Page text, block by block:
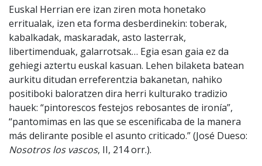
Euskal Herrian ere izan ziren mota honetako
erritualak, izen eta forma desberdinekin: toberak,
kabalkadak, maskaradak, asto lasterrak,
libertimenduak, galarrotsak… Egia esan gaia ez da
gehiegi aztertu euskal kasuan. Lehen bilaketa batean
aurkitu ditudan erreferentzia bakanetan, nahiko
positiboki baloratzen dira herri kulturako tradizio
hauek: “pintorescos festejos rebosantes de ironía”,
“pantomimas en las que se escenificaba de la manera
más delirante posible el asunto criticado.” (José Dueso:
Nosotros los vascos, II, 214 orr.).